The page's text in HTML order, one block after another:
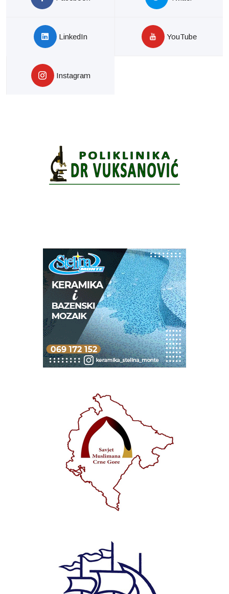
LinkedIn YouTube
Instagram